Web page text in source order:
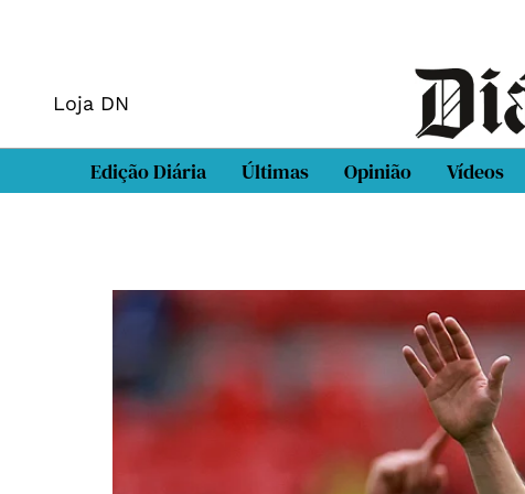
Loja DN
Edição Diária Últimas Opinião Vídeos